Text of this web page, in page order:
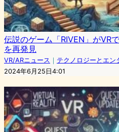
伝説のゲーム「RIVEN」がVR
を再発見
VR/ARニュース ｜ テクノロジーとエン
2024年6月25日4:01